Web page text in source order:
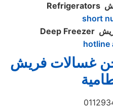
Refrigerators
short
Deep Freezer
hotline
غسالات فريش